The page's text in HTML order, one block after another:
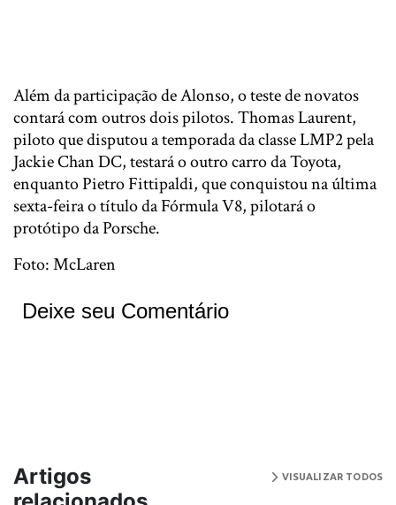
Além da participação de Alonso, o teste de novatos
contará com outros dois pilotos. Thomas Laurent,
piloto que disputou a temporada da classe LMP2 pela
Jackie Chan DC, testará o outro carro da Toyota,
enquanto Pietro Fittipaldi, que conquistou na última
sexta-feira o título da Fórmula V8, pilotará o
protótipo da Porsche.
Foto: McLaren
Deixe seu Comentário
Artigos
VISUALIZAR TODOS